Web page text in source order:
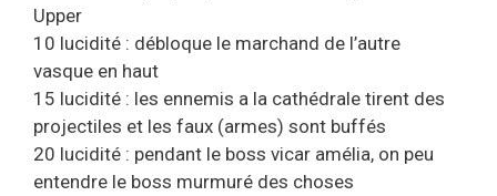
Upper
10 lucidité : débloque le marchand de l’autre
vasque en haut
15 lucidité : les ennemis a la cathédrale tirent des
projectiles et les faux (armes) sont buffés
20 lucidité : pendant le boss vicar amélia, on peu
entendre le boss murmuré des choses